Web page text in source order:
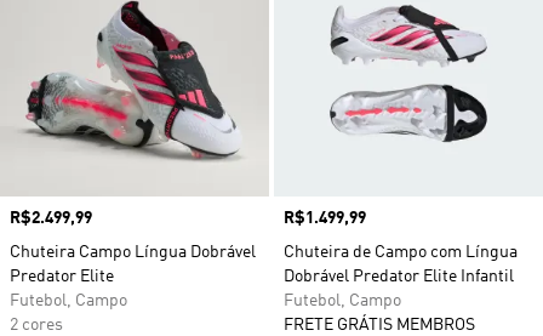
Preço
R$2.499,99
Chuteira Campo Língua Dobrável
Predator Elite
Futebol, Campo
2 cores
Preço
R$1.499,99
Chuteira de Campo com Língua
Dobrável Predator Elite Infantil
Futebol, Campo
FRETE GRÁTIS MEMBROS